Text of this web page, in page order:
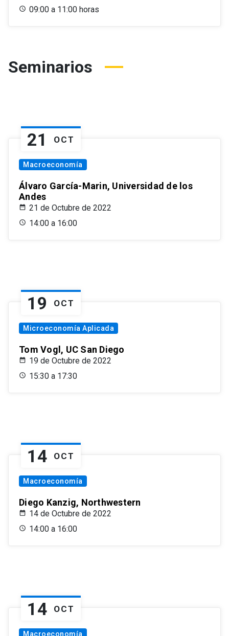
09:00 a 11:00 horas
Seminarios
21 OCT
Macroeconomía
Álvaro García-Marin, Universidad de los
Andes
21 de Octubre de 2022
14:00 a 16:00
19 OCT
Microeconomía Aplicada
Tom Vogl, UC San Diego
19 de Octubre de 2022
15:30 a 17:30
14 OCT
Macroeconomía
Diego Kanzig, Northwestern
14 de Octubre de 2022
14:00 a 16:00
14 OCT
Macroeconomía